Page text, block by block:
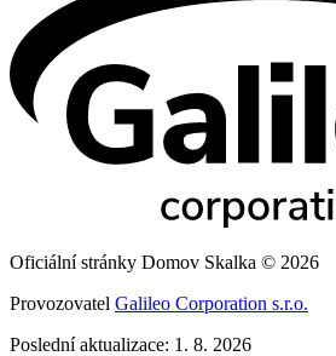
Oficiální stránky Domov Skalka © 2026
Provozovatel Galileo Corporation s.r.o.
Poslední aktualizace: 1. 8. 2026